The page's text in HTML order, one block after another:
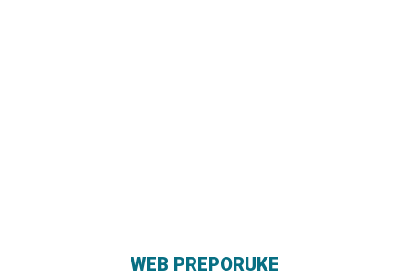
WEB PREPORUKE